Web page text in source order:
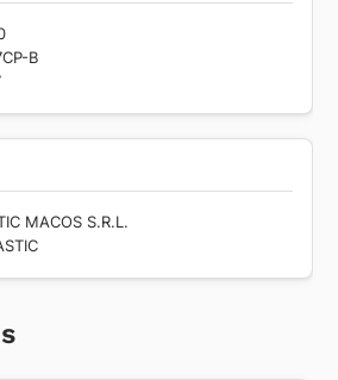
B
MACOS S.R.L.